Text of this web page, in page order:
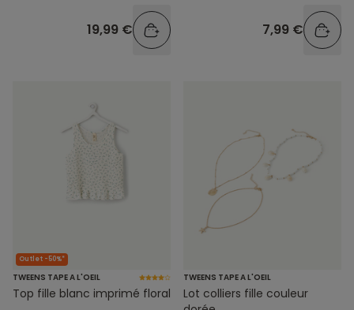
19,99 € 7,99 €
Outlet -50%*
TWEENS TAPE A L'OEIL
Top fille blanc imprimé floral
TWEENS TAPE A L'OEIL
Lot colliers fille couleur